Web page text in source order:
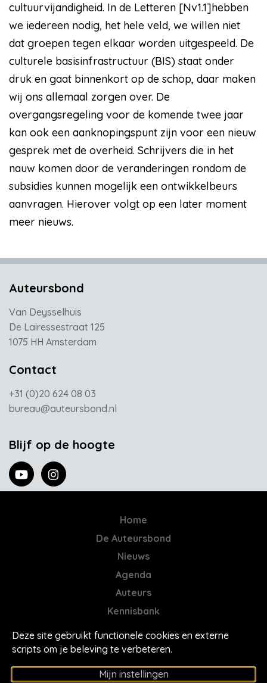
Deze site gebruikt functionele cookies en externe
scripts om je beleving te verbeteren.
Mijn instellingen
cultuurvijandigheid. In de Letteren [Nv1.1]hebben
we iedereen nodig, het hele veld, we willen niet
dat groepen tegen elkaar worden uitgespeeld. De
culturele basisinfrastructuur (BIS) staat onder
druk en gaat binnenkort op de schop, daar maken
wij ons allemaal zorgen over. De
overgangsregeling voor de komende twee jaar
kan ook een aanknopingspunt zijn voor een nieuw
gesprek met de overheid. Schrijvers die in het
nauw komen door de veranderingen rondom de
subsidies kunnen mogelijk een ontwikkelbeurs
aanvragen. Hierover volgt op een later moment
meer nieuws.
Auteursbond
Van Deysselhuis
De Lairessestraat 125
1075 HH Amsterdam
Contact
+31 (0)20 624 08 03
bureau@auteursbond.nl
Blijf op de hoogte
Home
De Auteursbond
Nieuws
Agenda
Auteurs
Kennisbank
AI = Jatwerk
Contact
Mores